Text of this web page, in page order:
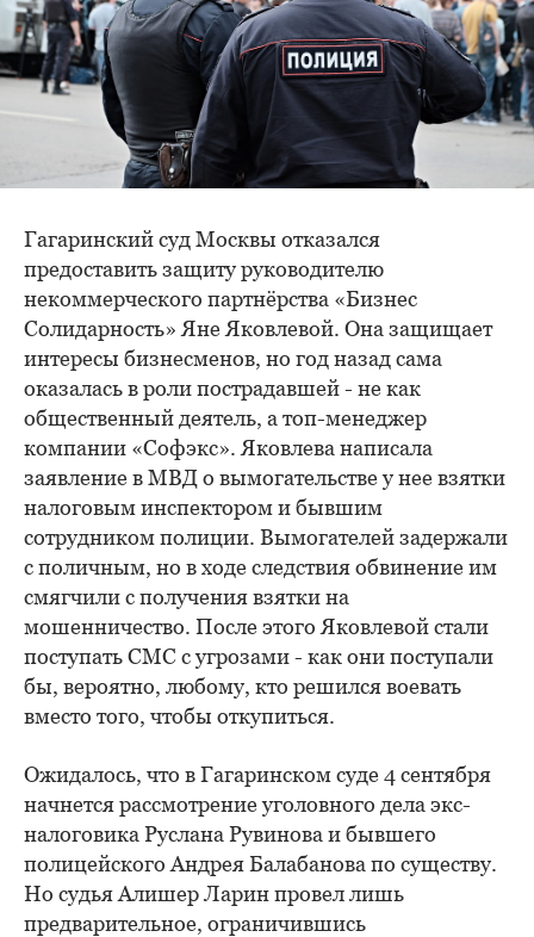
Гагаринский суд Москвы отказался
предоставить защиту руководителю
некоммерческого партнёрства «Бизнес
Солидарность» Яне Яковлевой. Она защищает
интересы бизнесменов, но год назад сама
оказалась в роли пострадавшей - не как
общественный деятель, а топ-менеджер
компании «Софэкс». Яковлева написала
заявление в МВД о вымогательстве у нее взятки
налоговым инспектором и бывшим
сотрудником полиции. Вымогателей задержали
с поличным, но в ходе следствия обвинение им
смягчили с получения взятки на
мошенничество. После этого Яковлевой стали
поступать СМС с угрозами - как они поступали
бы, вероятно, любому, кто решился воевать
вместо того, чтобы откупиться.
Ожидалось, что в Гагаринском суде 4 сентября
начнется рассмотрение уголовного дела экс-
налоговика Руслана Рувинова и бывшего
полицейского Андрея Балабанова по существу.
Но судья Алишер Ларин провел лишь
предварительное, ограничившись